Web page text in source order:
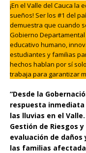
¡En el Valle del Cauca la
sueños! Ser los #1 del
demuestra que cuando
Gobierno
educativo humano,
estudiantes y familias
hechos hablan por sí
trabaja para garantizar
“Desde la
respuesta
las lluvias en el
Gestión de Riesgos
evaluación de
las familias